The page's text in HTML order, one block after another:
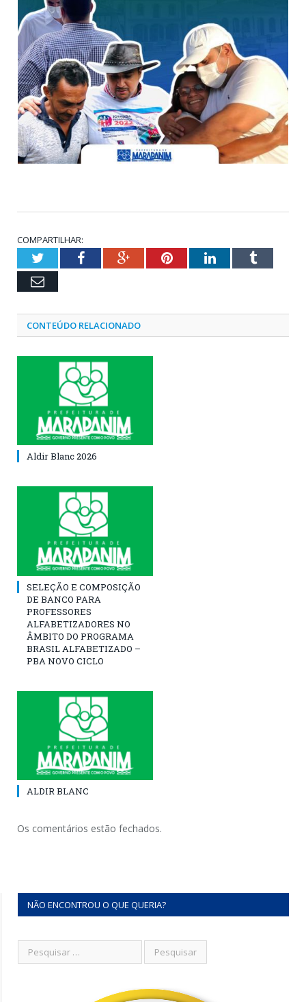
COMPARTILHAR:
TwitterFacebookGoogle+PinterestLinkedInTumblr
Email
CONTEÚDO RELACIONADO
Aldir Blanc 2026
SELEÇÃO E COMPOSIÇÃO
DE BANCO PARA
PROFESSORES
ALFABETIZADORES NO
ÂMBITO DO PROGRAMA
BRASIL ALFABETIZADO –
PBA NOVO CICLO
ALDIR BLANC
Os comentários estão fechados.
NÃO ENCONTROU O QUE QUERIA?